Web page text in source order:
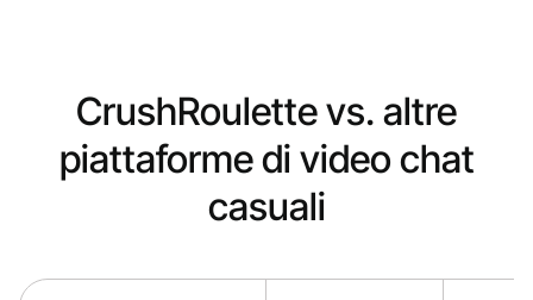
CrushRoulette vs. altre
piattaforme di video chat
casuali